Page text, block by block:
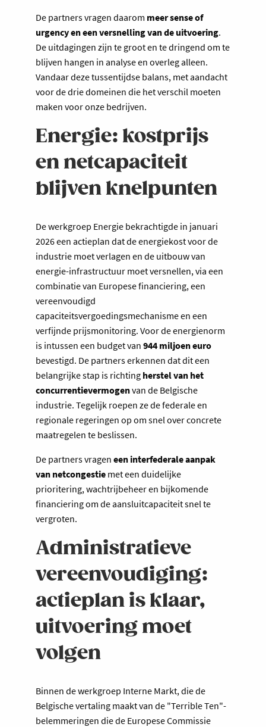
De partners vragen daarom meer sense of
urgency en een versnelling van de uitvoering.
De uitdagingen zijn te groot en te dringend om te
blijven hangen in analyse en overleg alleen.
Vandaar deze tussentijdse balans, met aandacht
voor de drie domeinen die het verschil moeten
maken voor onze bedrijven.
Energie: kostprijs
en netcapaciteit
blijven knelpunten
De werkgroep Energie bekrachtigde in januari
2026 een actieplan dat de energiekost voor de
industrie moet verlagen en de uitbouw van
energie-infrastructuur moet versnellen, via een
combinatie van Europese financiering, een
vereenvoudigd
capaciteitsvergoedingsmechanisme en een
verfijnde prijsmonitoring. Voor de energienorm
is intussen een budget van 944 miljoen euro
bevestigd. De partners erkennen dat dit een
belangrijke stap is richting herstel van het
concurrentievermogenvan de Belgische
industrie. Tegelijk roepen ze de federale en
regionale regeringen op om snel over concrete
maatregelen te beslissen.
De partners vragen een interfederale aanpak
van netcongestie met een duidelijke
prioritering, wachtrijbeheer en bijkomende
financiering om de aansluitcapaciteit snel te
vergroten.
Administratieve
vereenvoudiging:
actieplan is klaar,
uitvoering moet
volgen
Binnen de werkgroep Interne Markt, die de
Belgische vertaling maakt van de "Terrible Ten"-
belemmeringen die de Europese Commissie